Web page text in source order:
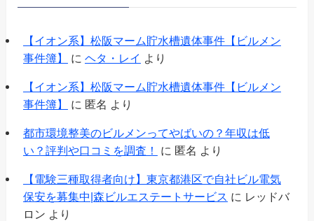
【イオン系】松阪マーム貯水槽遺体事件【ビルメン
事件簿】
に ヘタ・レイ より
【イオン系】松阪マーム貯水槽遺体事件【ビルメン
事件簿】
に 匿名 より
都市環境整美のビルメンってやばいの？年収は低
い？評判や口コミを調査！
に 匿名 より
【電験三種取得者向け】東京都港区で自社ビル電気
保安を募集中|森ビルエステートサービス に レッドバ
ロン より